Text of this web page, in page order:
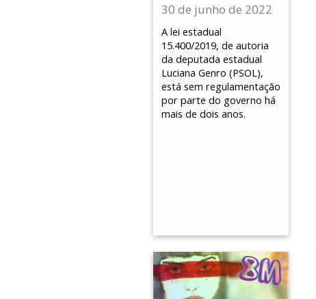
30 de junho de 2022
A lei estadual
15.400/2019, de autoria
da deputada estadual
Luciana Genro (PSOL),
está sem regulamentação
por parte do governo há
mais de dois anos.